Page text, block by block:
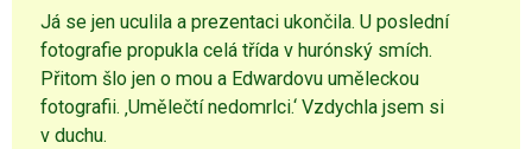
Já se jen uculila a prezentaci ukončila. U poslední
fotografie propukla celá třída v hurónský smích.
Přitom šlo jen o mou a Edwardovu uměleckou
fotografii. ‚Umělečtí nedomrlci.‘ Vzdychla jsem si
v duchu.